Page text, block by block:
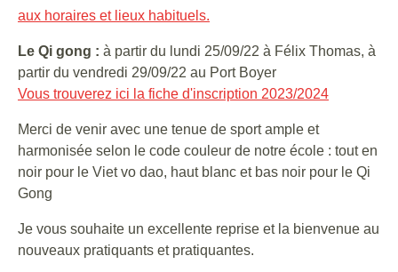
aux horaires et lieux habituels.
Le Qi gong : à partir du lundi 25/09/22 à Félix Thomas, à
partir du vendredi 29/09/22 au Port Boyer
Vous trouverez ici la fiche d'inscription 2023/2024
Merci de venir avec une tenue de sport ample et
harmonisée selon le code couleur de notre école : tout en
noir pour le Viet vo dao, haut blanc et bas noir pour le Qi
Gong
Je vous souhaite un excellente reprise et la bienvenue au
nouveaux pratiquants et pratiquantes.